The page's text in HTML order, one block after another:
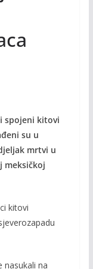
spojeni kitovi
su u
mrtvi u
meksičkoj
kitovi
nasukali na